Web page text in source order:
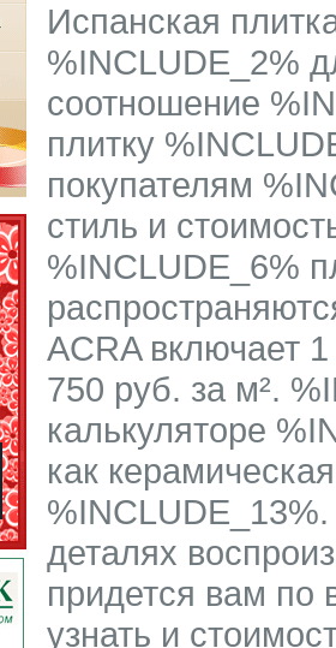
Испанская
%INCLUDE_2%
соотношение
плитку
покупателям
стиль и
%INCLUDE_6%
ACRA включает
750 руб. за м².
калькуляторе
как
деталях
придется вам по
узнать и